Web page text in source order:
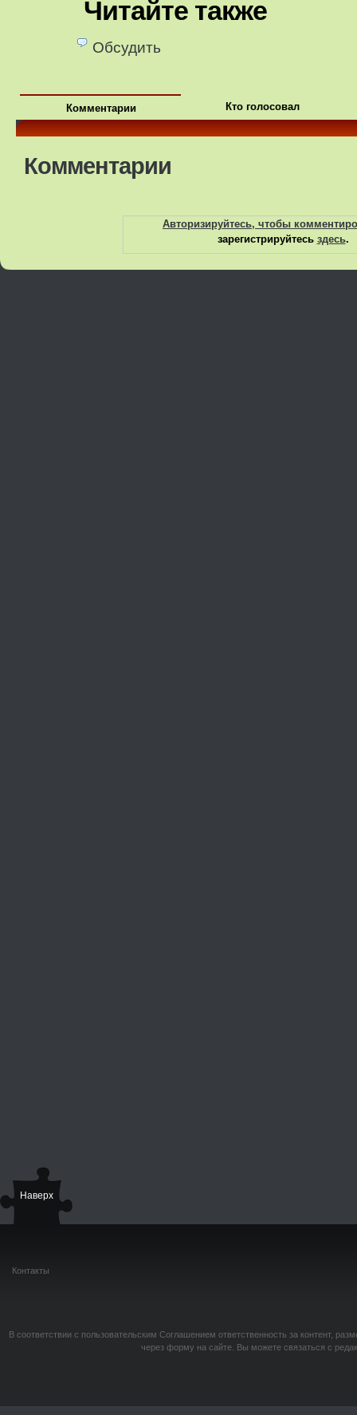
Читайте также
Обсудить
Комментарии Кто голосовал
Комментарии
Авторизируйтесь, чтобы
зарегистрируйтесь здесь.
Наверх
Контакты
В соответствии с пользовательским Соглашением ответственность за контент,
через форму на сайте. Вы можете связаться с